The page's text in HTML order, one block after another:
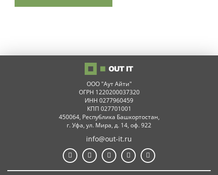
ООО "Аут Айти"
ОГРН 1220200037320
ИНН 0277960459
КПП 027701001
450064, Республика Башкортостан,
г. Уфа, ул. Мира, д. 14, оф. 922
info@out-it.ru